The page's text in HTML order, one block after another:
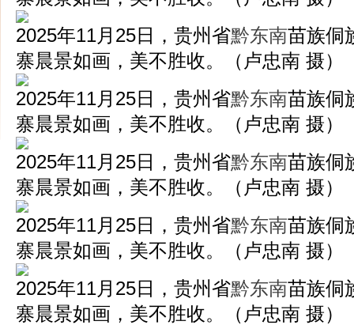
2025年11月25日，贵州省黔东南苗族侗
寨晨景如画，美不胜收。（卢忠南 摄）
2025年11月25日，贵州省黔东南苗族侗
寨晨景如画，美不胜收。（卢忠南 摄）
2025年11月25日，贵州省黔东南苗族侗
寨晨景如画，美不胜收。（卢忠南 摄）
2025年11月25日，贵州省黔东南苗族侗
寨晨景如画，美不胜收。（卢忠南 摄）
2025年11月25日，贵州省黔东南苗族侗
寨晨景如画，美不胜收。（卢忠南 摄）